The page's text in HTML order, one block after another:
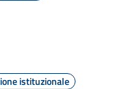
istituzionale